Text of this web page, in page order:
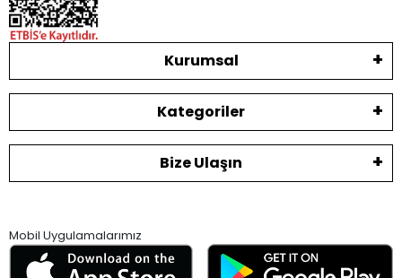
Kurumsal
Kategoriler
Bize Ulaşın
Mobil Uygulamalarımız